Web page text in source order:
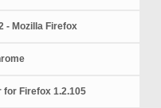
- Mozilla Firefox
for Firefox 1.2.105